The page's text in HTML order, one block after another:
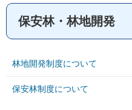
保安林・林地開発
林地開発制度について
保安林制度について